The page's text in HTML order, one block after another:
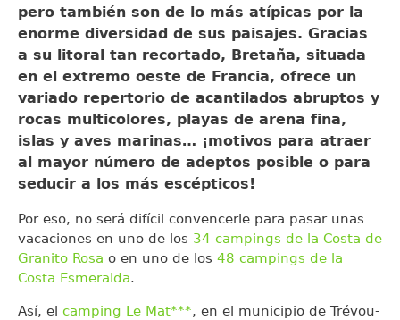
pero también son de lo más atípicas por la
enorme diversidad de sus paisajes. Gracias
a su litoral tan recortado, Bretaña, situada
en el extremo oeste de Francia, ofrece un
variado repertorio de acantilados abruptos y
rocas multicolores, playas de arena fina,
islas y aves marinas… ¡motivos para atraer
al mayor número de adeptos posible o para
seducir a los más escépticos!
Por eso, no será difícil convencerle para pasar unas
vacaciones en uno de los 34 campings de la Costa de
Granito Rosa o en uno de los 48 campings de la
Costa Esmeralda.
Así, el camping Le Mat***, en el municipio de Trévou-